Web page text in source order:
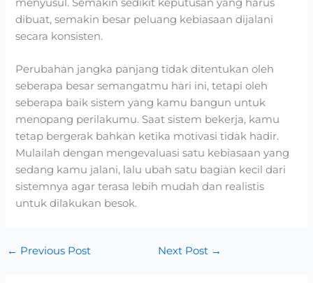
menyusul. Semakin sedikit keputusan yang harus
dibuat, semakin besar peluang kebiasaan dijalani
secara konsisten.
Perubahan jangka panjang tidak ditentukan oleh
seberapa besar semangatmu hari ini, tetapi oleh
seberapa baik sistem yang kamu bangun untuk
menopang perilakumu. Saat sistem bekerja, kamu
tetap bergerak bahkan ketika motivasi tidak hadir.
Mulailah dengan mengevaluasi satu kebiasaan yang
sedang kamu jalani, lalu ubah satu bagian kecil dari
sistemnya agar terasa lebih mudah dan realistis
untuk dilakukan besok.
← Previous Post Next Post →